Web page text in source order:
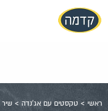
עבור
אל
ראשי>טקסטים עם אג'נדה> שיר